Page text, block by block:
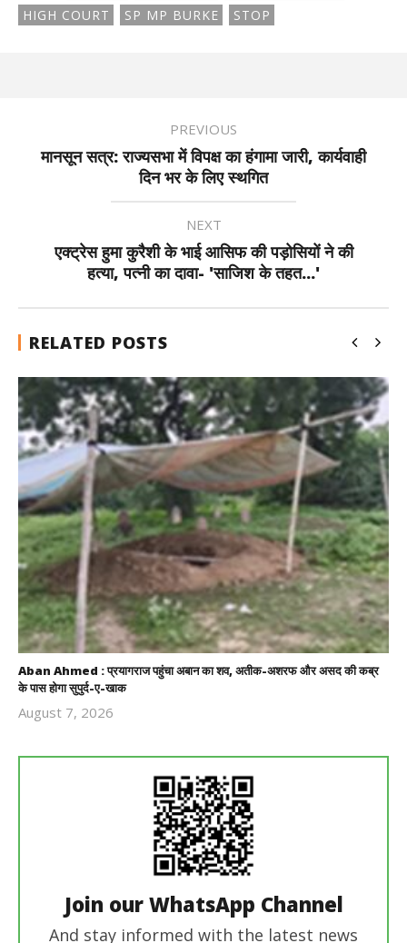
HIGH COURT
SP MP BURKE STOP
PREVIOUS
मानसून सत्र: राज्यसभा में विपक्ष का हंगामा जारी, कार्यवाही
दिन भर के लिए स्थगित
NEXT
एक्ट्रेस हुमा कुरैशी के भाई आसिफ की पड़ोसियों ने की
हत्या, पत्नी का दावा- 'साजिश के तहत...'
RELATED POSTS
Aban Ahmed : प्रयागराज पहुंचा अबान का शव, अतीक-अशरफ और असद की कब्र
के पास होगा सुपुर्द-ए-खाक
August 7, 2026
Join our WhatsApp Channel
And stay informed with the latest news